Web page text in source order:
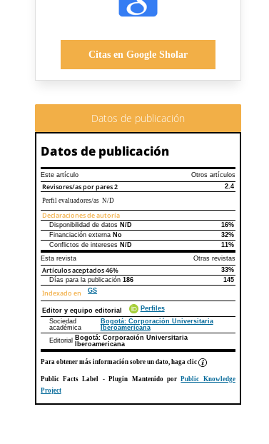
Citas en Google Sholar
Datos de publicación
Datos de publicación
Este artículo Otros artículos
Revisores/as por pares2
2.4
Perfil evaluadores/as N/D
Declaraciones de autoría
Declaraciones de autoríaEste artículo
Disponibilidad de datos N/D
16%
Financiación externa No
32%
Conflictos de intereses N/D
11%
Esta revista
Otras revistas
Artículos aceptados46%
33%
Días para la publicación 186 145
Indexado en GS
Editor y equipo editorial
Perfiles
Sociedad
académica
Bogotá: Corporación Universitaria
Iberoamericana
Editorial
Bogotá: Corporación Universitaria
Iberoamericana
Para obtener más información sobre un dato, haga clic
Public Facts Label - Plugin Mantenido porPublic Knowledge
Project